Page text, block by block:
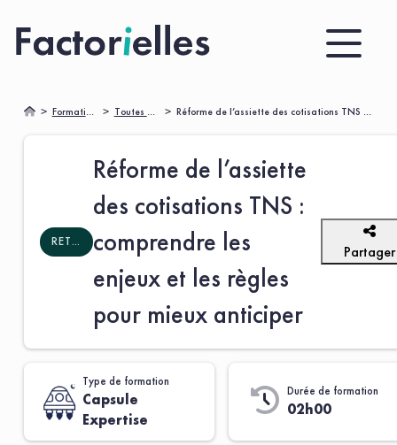
Formations Toutes nos formations 🌟 Réforme de l’assiette des cotisations TNS : comprendre les enjeux et les règles pour mieux anticiper
RETRAITE OBLIGATOIRE
Réforme de l’assiette
des cotisations TNS :
comprendre les
enjeux et les règles
pour mieux anticiper
Partager
Type de formation
Capsule
Expertise
Durée de formation
02h00